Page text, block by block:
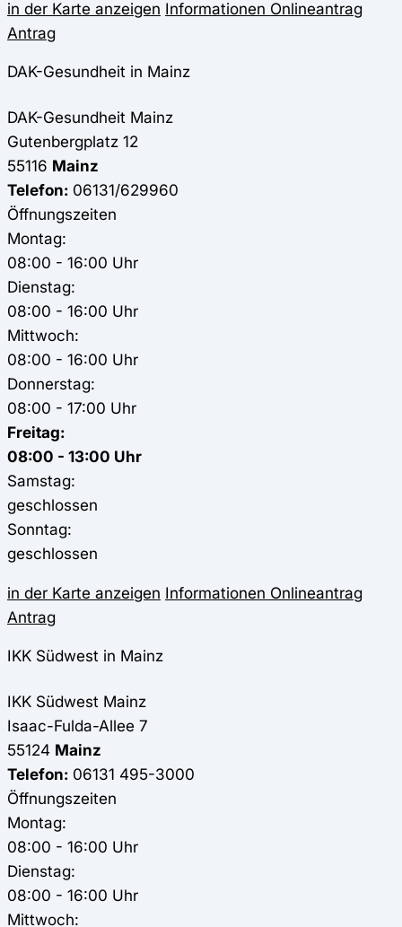
in der Karte anzeigen Informationen Onlineantrag
Antrag
DAK-Gesundheit in Mainz
DAK-Gesundheit Mainz
Gutenbergplatz 12
55116 Mainz
Telefon: 06131/629960
Öffnungszeiten
Montag:
08:00 - 16:00 Uhr
Dienstag:
08:00 - 16:00 Uhr
Mittwoch:
08:00 - 16:00 Uhr
Donnerstag:
08:00 - 17:00 Uhr
Freitag:
08:00 - 13:00 Uhr
Samstag:
geschlossen
Sonntag:
geschlossen
in der Karte anzeigen Informationen Onlineantrag
Antrag
IKK Südwest in Mainz
IKK Südwest Mainz
Isaac-Fulda-Allee 7
55124 Mainz
Telefon: 06131 495-3000
Öffnungszeiten
Montag:
08:00 - 16:00 Uhr
Dienstag:
08:00 - 16:00 Uhr
Mittwoch: